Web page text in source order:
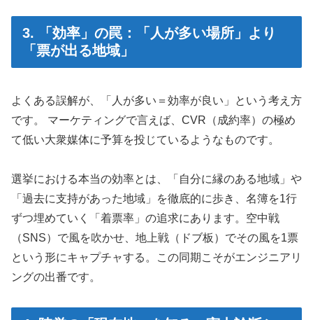
3. 「効率」の罠：「人が多い場所」より
「票が出る地域」
よくある誤解が、「人が多い＝効率が良い」という考え方
です。 マーケティングで言えば、CVR（成約率）の極め
て低い大衆媒体に予算を投じているようなものです。
選挙における本当の効率とは、「自分に縁のある地域」や
「過去に支持があった地域」を徹底的に歩き、名簿を1行
ずつ埋めていく「着票率」の追求にあります。空中戦
（SNS）で風を吹かせ、地上戦（ドブ板）でその風を1票
という形にキャプチャする。この同期こそがエンジニアリ
ングの出番です。